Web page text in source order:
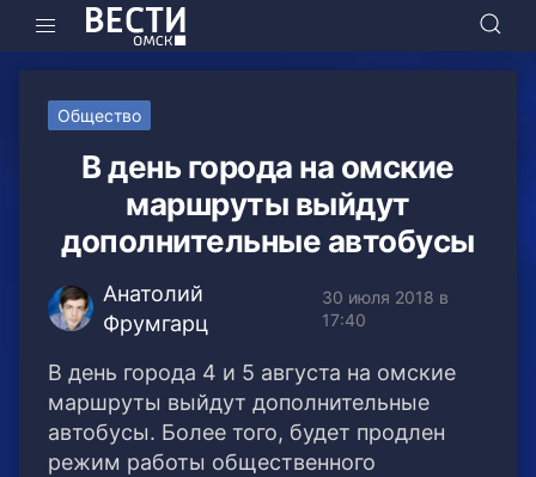
Общество
В день города на омские
маршруты выйдут
дополнительные автобусы
Анатолий
Фрумгарц
30 июля 2018 в
17:40
В день города 4 и 5 августа на омские
маршруты выйдут дополнительные
автобусы. Более того, будет продлен
режим работы общественного